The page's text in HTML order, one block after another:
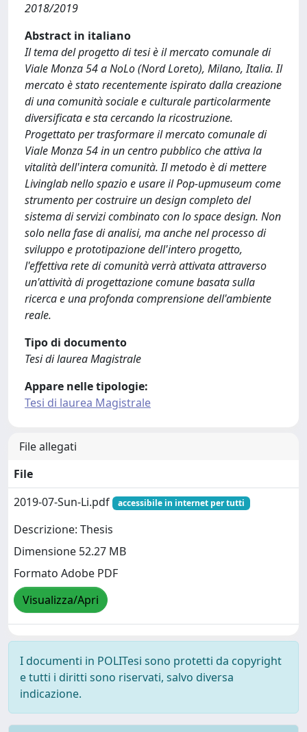
2018/2019
Abstract in italiano
Il tema del progetto di tesi è il mercato comunale di
Viale Monza 54 a NoLo (Nord Loreto), Milano, Italia. Il
mercato è stato recentemente ispirato dalla creazione
di una comunità sociale e culturale particolarmente
diversificata e sta cercando la ricostruzione.
Progettato per trasformare il mercato comunale di
Viale Monza 54 in un centro pubblico che attiva la
vitalità dell'intera comunità. Il metodo è di mettere
Livinglab nello spazio e usare il Pop-upmuseum come
strumento per costruire un design completo del
sistema di servizi combinato con lo space design. Non
solo nella fase di analisi, ma anche nel processo di
sviluppo e prototipazione dell'intero progetto,
l'effettiva rete di comunità verrà attivata attraverso
un'attività di progettazione comune basata sulla
ricerca e una profonda comprensione dell'ambiente
reale.
Tipo di documento
Tesi di laurea Magistrale
Appare nelle tipologie:
Tesi di laurea Magistrale
File allegati
File
2019-07-Sun-Li.pdf
accessibile in internet per tutti
Descrizione: Thesis
Dimensione 52.27 MB
Formato Adobe PDF
Visualizza/Apri
I documenti in POLITesi sono protetti da copyright
e tutti i diritti sono riservati, salvo diversa
indicazione.